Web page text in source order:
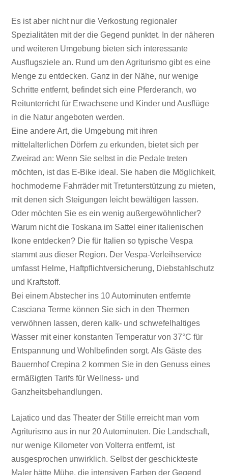
Es ist aber nicht nur die Verkostung regionaler
Spezialitäten mit der die Gegend punktet. In der näheren
und weiteren Umgebung bieten sich interessante
Ausflugsziele an. Rund um den Agriturismo gibt es eine
Menge zu entdecken. Ganz in der Nähe, nur wenige
Schritte entfernt, befindet sich eine Pferderanch, wo
Reitunterricht für Erwachsene und Kinder und Ausflüge
in die Natur angeboten werden.
Eine andere Art, die Umgebung mit ihren
mittelalterlichen Dörfern zu erkunden, bietet sich per
Zweirad an: Wenn Sie selbst in die Pedale treten
möchten, ist das E-Bike ideal. Sie haben die Möglichkeit,
hochmoderne Fahrräder mit Tretunterstützung zu mieten,
mit denen sich Steigungen leicht bewältigen lassen.
Oder möchten Sie es ein wenig außergewöhnlicher?
Warum nicht die Toskana im Sattel einer italienischen
Ikone entdecken? Die für Italien so typische Vespa
stammt aus dieser Region. Der Vespa-Verleihservice
umfasst Helme, Haftpflichtversicherung, Diebstahlschutz
und Kraftstoff.
Bei einem Abstecher ins 10 Autominuten entfernte
Casciana Terme können Sie sich in den Thermen
verwöhnen lassen, deren kalk- und schwefelhaltiges
Wasser mit einer konstanten Temperatur von 37°C für
Entspannung und Wohlbefinden sorgt. Als Gäste des
Bauernhof Crepina 2 kommen Sie in den Genuss eines
ermäßigten Tarifs für Wellness- und
Ganzheitsbehandlungen.
Lajatico und das Theater der Stille erreicht man vom
Agriturismo aus in nur 20 Autominuten. Die Landschaft,
nur wenige Kilometer von Volterra entfernt, ist
ausgesprochen unwirklich. Selbst der geschickteste
Maler hätte Mühe, die intensiven Farben der Gegend